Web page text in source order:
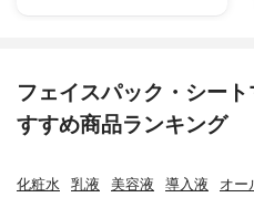
フェイスパック・シー
すすめ商品ランキング
化粧水 乳液 美容液 導入液 オー